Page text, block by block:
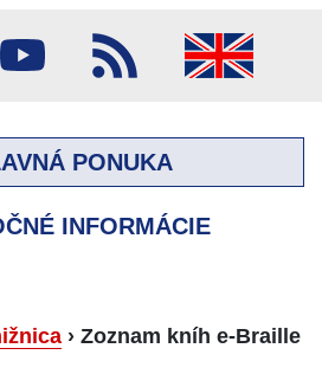
PONUKA
INFORMÁCIE
› Zoznam kníh e-Braille